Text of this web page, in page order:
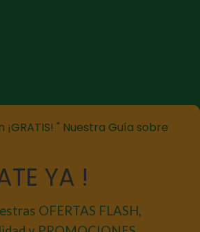
" Nuestra Guía sobre
YA !
OFERTAS FLASH,